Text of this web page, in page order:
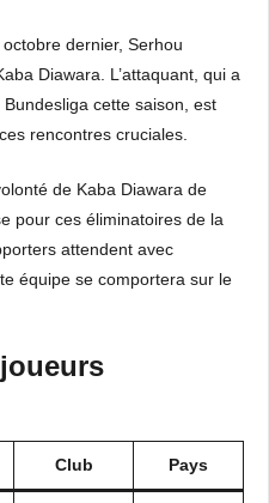
dernier, Serhou
Diawara. L’attaquant, qui a
cette saison, est
rencontres cruciales.
de Kaba Diawara de
pour ces éliminatoires de la
attendent avec
équipe se comportera sur le
Club Pays